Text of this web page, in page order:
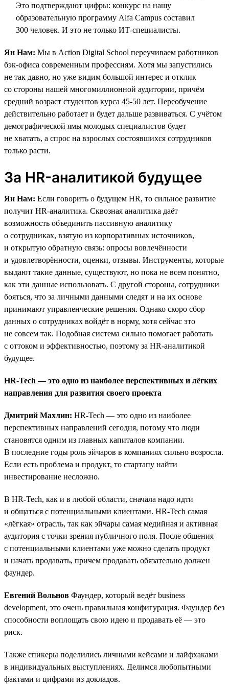
Это подтверждают цифры: конкурс на нашу
образовательную программу Alfa Campus составил
300 человек. И это не только ИТ-специалисты.
Ян Нам: Мы в Action Digital School переучиваем работников
бэк-офиса современным профессиям. Хотя мы запустились
не так давно, но уже видим большой интерес и отклик
со стороны нашей многомиллионной аудитории, причём
средний возраст студентов курса 45-50 лет. Переобучение
действительно работает и будет дальше развиваться. С учётом
демографической ямы молодых специалистов будет
не хватать, а спрос на взрослых состоявшихся сотрудников
только расти.
За HR-аналитикой будущее
Ян Нам: Если говорить о будущем HR, то сильное развитие
получит HR-аналитика. Сквозная аналитика даёт
возможность объединить пассивную аналитику
о сотрудниках, взятую из корпоративных источников,
и открытую обратную связь: опросы вовлечённости
и удовлетворённости, оценки, отзывы. Инструменты, которые
выдают такие данные, существуют, но пока не всем понятно,
как эти данные использовать. С другой стороны, сотрудники
бояться, что за личными данными следят и на их основе
принимают управленческие решения. Однако скоро сбор
данных о сотрудниках войдёт в норму, хотя сейчас это
не совсем так. Подобная система сильно помогает работать
с оттоком и эффективностью, поэтому за HR-аналитикой
будущее.
HR-Tech — это одно из наиболее перспективных и лёгких
направления для развития своего проекта
Дмитрий Махлин: HR-Tech — это одно из наиболее
перспективных направлений сегодня, потому что люди
становятся одним из главных капиталов компании.
В последние годы роль эйчаров в компаниях сильно возросла.
Если есть проблема и продукт, то стартапу найти
инвестирование несложно.
В HR-Tech, как и в любой области, сначала надо идти
и общаться с потенциальными клиентами. HR-Tech самая
«лёгкая» отрасль, так как эйчары самая медийная и активная
аудитория с точки зрения публичного поля. После общения
с потенциальными клиентами уже можно сделать продукт
и начать продавать, причем продавать обязательно должен
фаундер.
Евгений Вольнов Фаундер, который ведёт business
development, это очень правильная конфигурация. Фаундер без
способности воплощать свою идею и продавать её — это
риск.
Также спикеры поделились личными кейсами и лайфхаками
в индивидуальных выступлениях. Делимся любопытными
фактами и цифрами из докладов.